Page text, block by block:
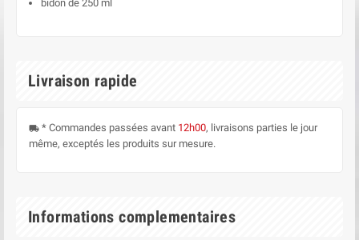
bidon de 250 ml
Livraison rapide
local_shipping * Commandes passées avant 12h00, livraisons parties le jour
même, exceptés les produits sur mesure.
Informations complementaires